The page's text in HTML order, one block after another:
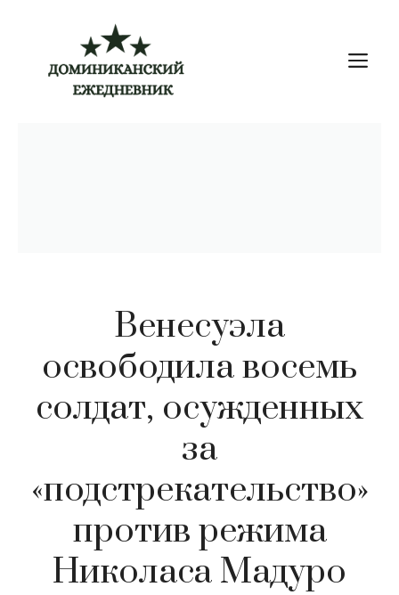
содержимому
Венесуэла
освободила восемь
солдат, осужденных
за
«подстрекательство»
против режима
Николаса Мадуро